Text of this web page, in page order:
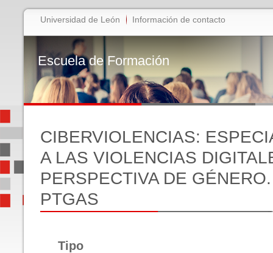
Universidad de León Información de contacto
Escuela de Formación
CIBERVIOLENCIAS:
A LAS VIOLENCIAS
PERSPECTIVA DE
PTGAS
Tipo